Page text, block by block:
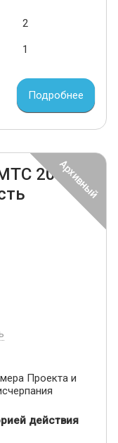
2
1
Подробнее
2024
Проекта и
действия